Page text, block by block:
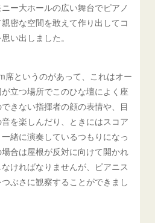
ー大ホールの広い舞台でピアノ
密な空間を敢えて作り出してコ
い出しました。
席というのがあって、これはオー
立つ場所でこのひな壇によく座
きない指揮者の顔の表情や、目
を楽しんだり、ときにはスコア
緒に演奏しているつもりになっ
合は屋根が反対に向けて開かれ
ければなりませんが、ピアニス
ぶさに観察することができまし